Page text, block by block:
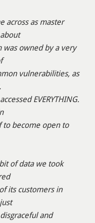
across as master
was owned by a very
vulnerabilities, as
EVERYTHING.
to become open to
of data we took
its customers in
and